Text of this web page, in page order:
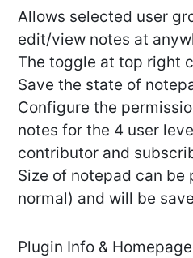
Allows selected user
edit/view notes at
The toggle at top right
Save the state of
Configure the
notes for the 4 user
contributor and
Size of notepad can be
normal) and will be
Plugin Info &